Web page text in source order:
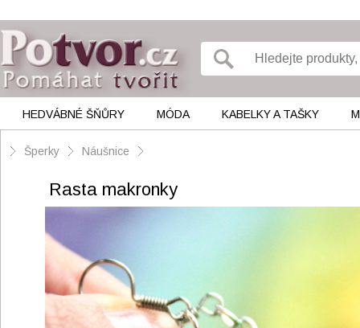
HEDVÁBNÉ ŠŇŮRY MÓDA KABELKY A TAŠKY
Šperky Náušnice
Rasta makronky